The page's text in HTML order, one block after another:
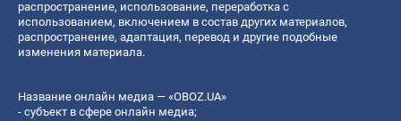
распространение, использование, переработка с
использованием, включением в состав других материалов,
распространение, адаптация, перевод и другие подобные
изменения материала.
Название онлайн медиа — «OBOZ.UA»
- субъект в сфере онлайн медиа;